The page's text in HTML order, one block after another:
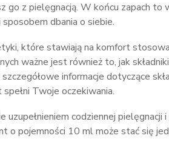
go z pielęgnacją. W końcu zapach to
dbania o siebie.
które stawiają na komfort
ważne jest również to, jak
informacje dotyczące
Twoje oczekiwania.
uzupełnieniem codziennej pielęgnacji
o pojemności 10 ml może stać się